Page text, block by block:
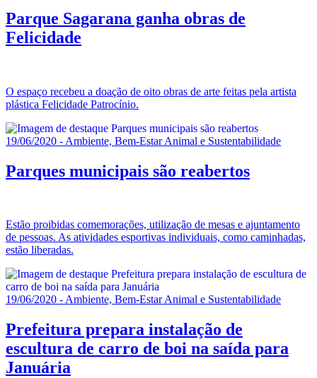
Parque Sagarana ganha obras de
Felicidade
O espaço recebeu a doação de oito obras de arte feitas pela artista
plástica Felicidade Patrocínio.
19/06/2020 - Ambiente, Bem-Estar Animal e Sustentabilidade
Parques municipais são reabertos
Estão proibidas comemorações, utilização de mesas e ajuntamento
de pessoas. As atividades esportivas individuais, como caminhadas,
estão liberadas.
19/06/2020 - Ambiente, Bem-Estar Animal e Sustentabilidade
Prefeitura prepara instalação de
escultura de carro de boi na saída para
Januária